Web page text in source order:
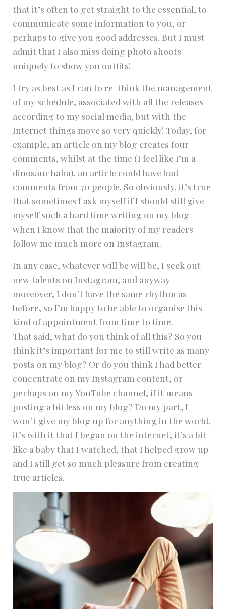
that it’s often to get straight to the essential, to
communicate some information to you, or
perhaps to give you good addresses. But I must
admit that I also miss doing photo shoots
uniquely to show you outfits!
I try as best as I can to re-think the management
of my schedule, associated with all the releases
according to my social media, but with the
Internet things move so very quickly! Today, for
example, an article on my blog creates four
comments, whilst at the time (I feel like I’m a
dinosaur haha), an article could have had
comments from 70 people. So obviously, it’s true
that sometimes I ask myself if I should still give
myself such a hard time writing on my blog
when I know that the majority of my readers
follow me much more on Instagram.
In any case, whatever will be will be, I seek out
new talents on Instagram, and anyway
moreover, I don’t have the same rhythm as
before, so I’m happy to be able to organise this
kind of appointment from time to time.
That said, what do you think of all this? So you
think it’s important for me to still write as many
posts on my blog? Or do you think I had better
concentrate on my Instagram content, or
perhaps on my YouTube channel, if it means
posting a bit less on my blog? Do my part, I
won’t give my blog up for anything in the world,
it’s with it that I began on the internet, it’s a bit
like a baby that I watched, that I helped grow up
and I still get so much pleasure from creating
true articles.